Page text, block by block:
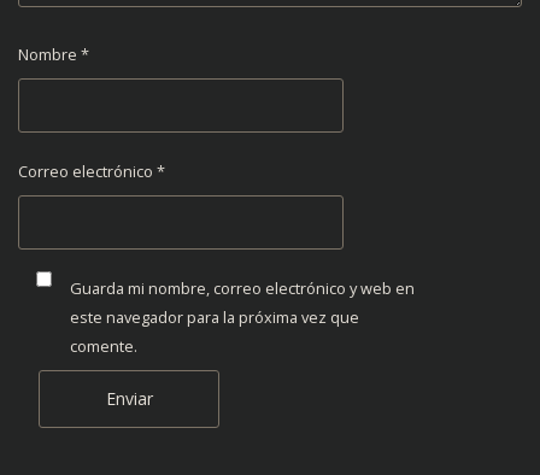
Nombre *
Correo electrónico *
Guarda mi nombre, correo electrónico y web en
este navegador para la próxima vez que
comente.